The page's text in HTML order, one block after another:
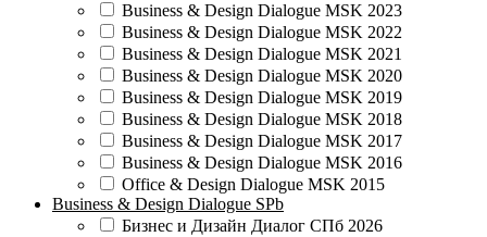
Business & Design Dialogue MSK 2023
Business & Design Dialogue MSK 2022
Business & Design Dialogue MSK 2021
Business & Design Dialogue MSK 2020
Business & Design Dialogue MSK 2019
Business & Design Dialogue MSK 2018
Business & Design Dialogue MSK 2017
Business & Design Dialogue MSK 2016
Office & Design Dialogue MSK 2015
Business & Design Dialogue SPb
Бизнес и Дизайн Диалог СПб 2026